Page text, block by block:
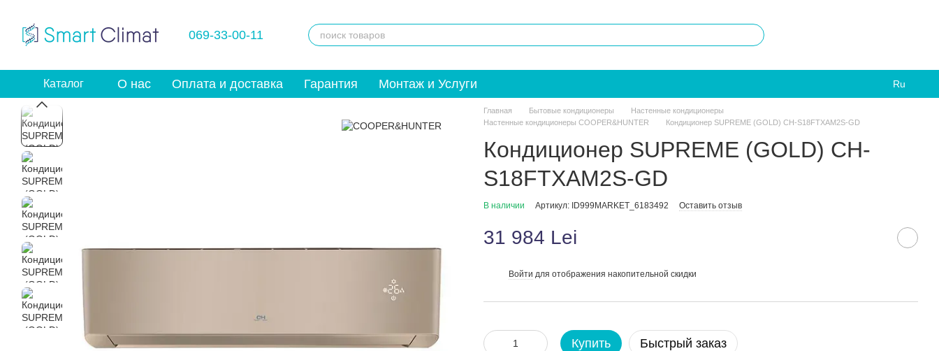
069-33-00-11
Каталог О нас Оплата и доставка Гарантия Монтаж и Услуги Ru
Главная Бытовые кондиционеры
Настенные кондиционеры
Настенные кондиционеры COOPER&HUNTER
Кондиционер SUPREME (GOLD) CH-S18FTXAM2S-GD
Кондиционер SUPREME (GOLD) CH-
S18FTXAM2S-GD
В наличии Артикул: ID999MARKET_6183492 Оставить отзыв
31 984 Lei
Войти для отображения накопительной скидки
Купить Быстрый заказ